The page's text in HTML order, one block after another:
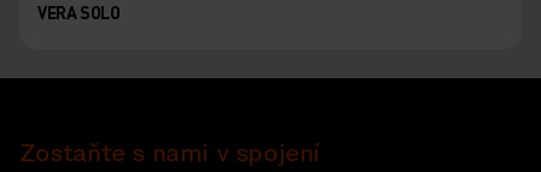
VERA SOLO
Zostaňte s nami v spojení